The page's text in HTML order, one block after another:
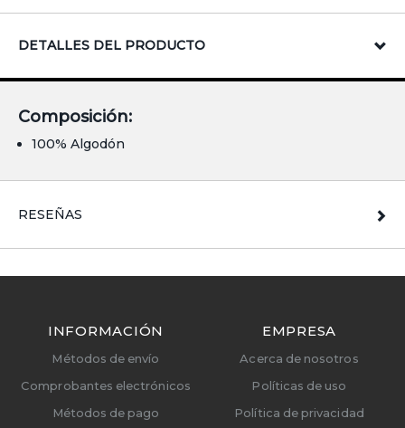
DETALLES DEL PRODUCTO
Composición:
100% Algodón
RESEÑAS
INFORMACIÓN
Métodos de envío
Comprobantes electrónicos
Métodos de pago
EMPRESA
Acerca de nosotros
Políticas de uso
Política de privacidad